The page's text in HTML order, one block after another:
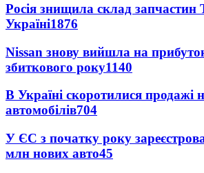
Росія знищила склад запчастин
Україні1876
Nissan знову вийшла на
збиткового року1140
В Україні скоротилися продажі
автомобілів704
У ЄС з початку року
млн нових авто45